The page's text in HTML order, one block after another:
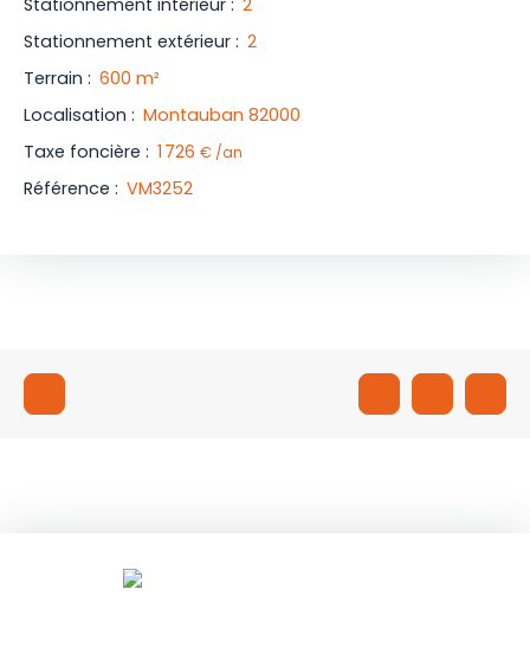
Stationnement intérieur : 2
Stationnement extérieur : 2
Terrain : 600 m²
Localisation : Montauban 82000
Taxe foncière : 1 726 € /an
Référence : VM3252